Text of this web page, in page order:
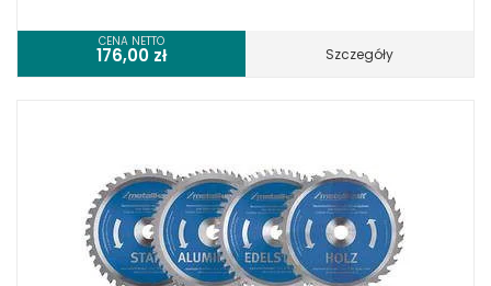
CENA NETTO
176,00 zł Szczegóły